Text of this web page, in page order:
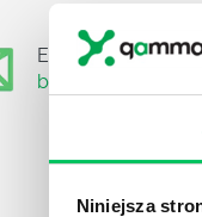
Niniejsza
E-mail: